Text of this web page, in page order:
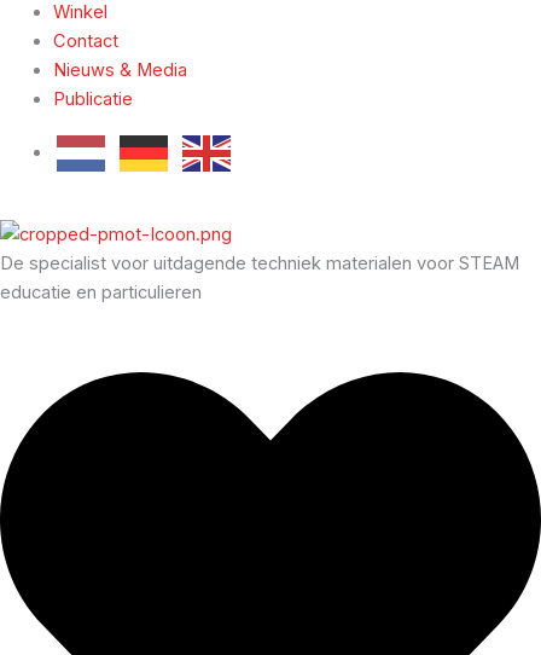
Winkel
Contact
Nieuws & Media
Publicatie
De specialist voor uitdagende techniek materialen voor STEAM
educatie en particulieren